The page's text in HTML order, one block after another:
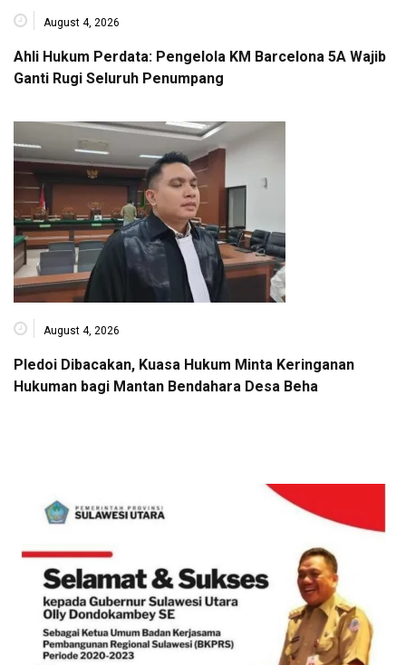
August 4, 2026
Ahli Hukum Perdata: Pengelola KM Barcelona 5A Wajib
Ganti Rugi Seluruh Penumpang
August 4, 2026
Pledoi Dibacakan, Kuasa Hukum Minta Keringanan
Hukuman bagi Mantan Bendahara Desa Beha